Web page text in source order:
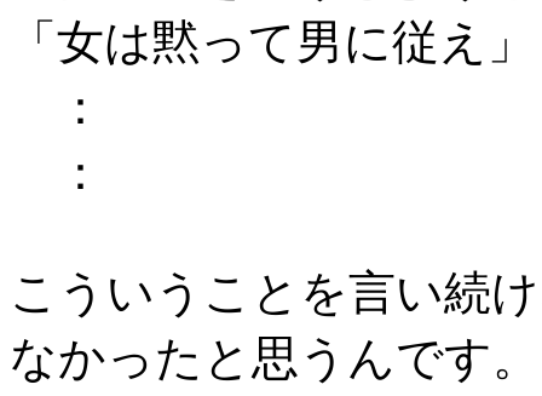
「女は黙って男に従え」
：
：
こういうことを言い続
なかったと思うんです。